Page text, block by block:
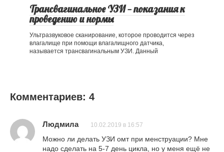
Трансвагинальное УЗИ — показания к
проведению и нормы
Ультразвуковое сканирование, которое проводится через
влагалище при помощи влагалищного датчика,
называется трансвагинальным УЗИ. Данный
Комментариев: 4
Людмила 10.02.2019 в 16:57
Можно ли делать УЗИ омт при менструации? Мне
надо сделать на 5-7 день цикла, но у меня ещё не